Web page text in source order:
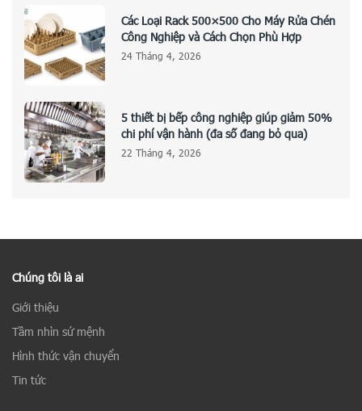
Các Loại Rack 500×500 Cho Máy Rửa Chén
Công Nghiệp và Cách Chọn Phù Hợp
24 Tháng 4, 2026
5 thiết bị bếp công nghiệp giúp giảm 50%
chi phí vận hành (đa số đang bỏ qua)
22 Tháng 4, 2026
Chúng tôi là ai
Giới thiệu
Tầm nhìn sứ mệnh
Hình thức vận chuyển
Tin tức